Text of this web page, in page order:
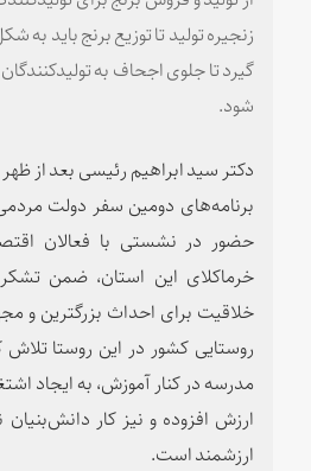
زنجیره تولید تا توزیع برنج باید به
گیرد تا جلوی اجحاف به
شود.
دکتر سید ابراهیم رئیسی بعد از
برنامه‌های دومین سفر دولت مردمی
حضور در نشستی با فعالان
خرماکلای این استان، ضمن
خلاقیت برای احداث بزرگترین و
روستایی کشور در این روستا
مدرسه در کنار آموزش، به ایجاد
ارزش افزوده و نیز کار دانش‌بنیان
ارزشمند است.